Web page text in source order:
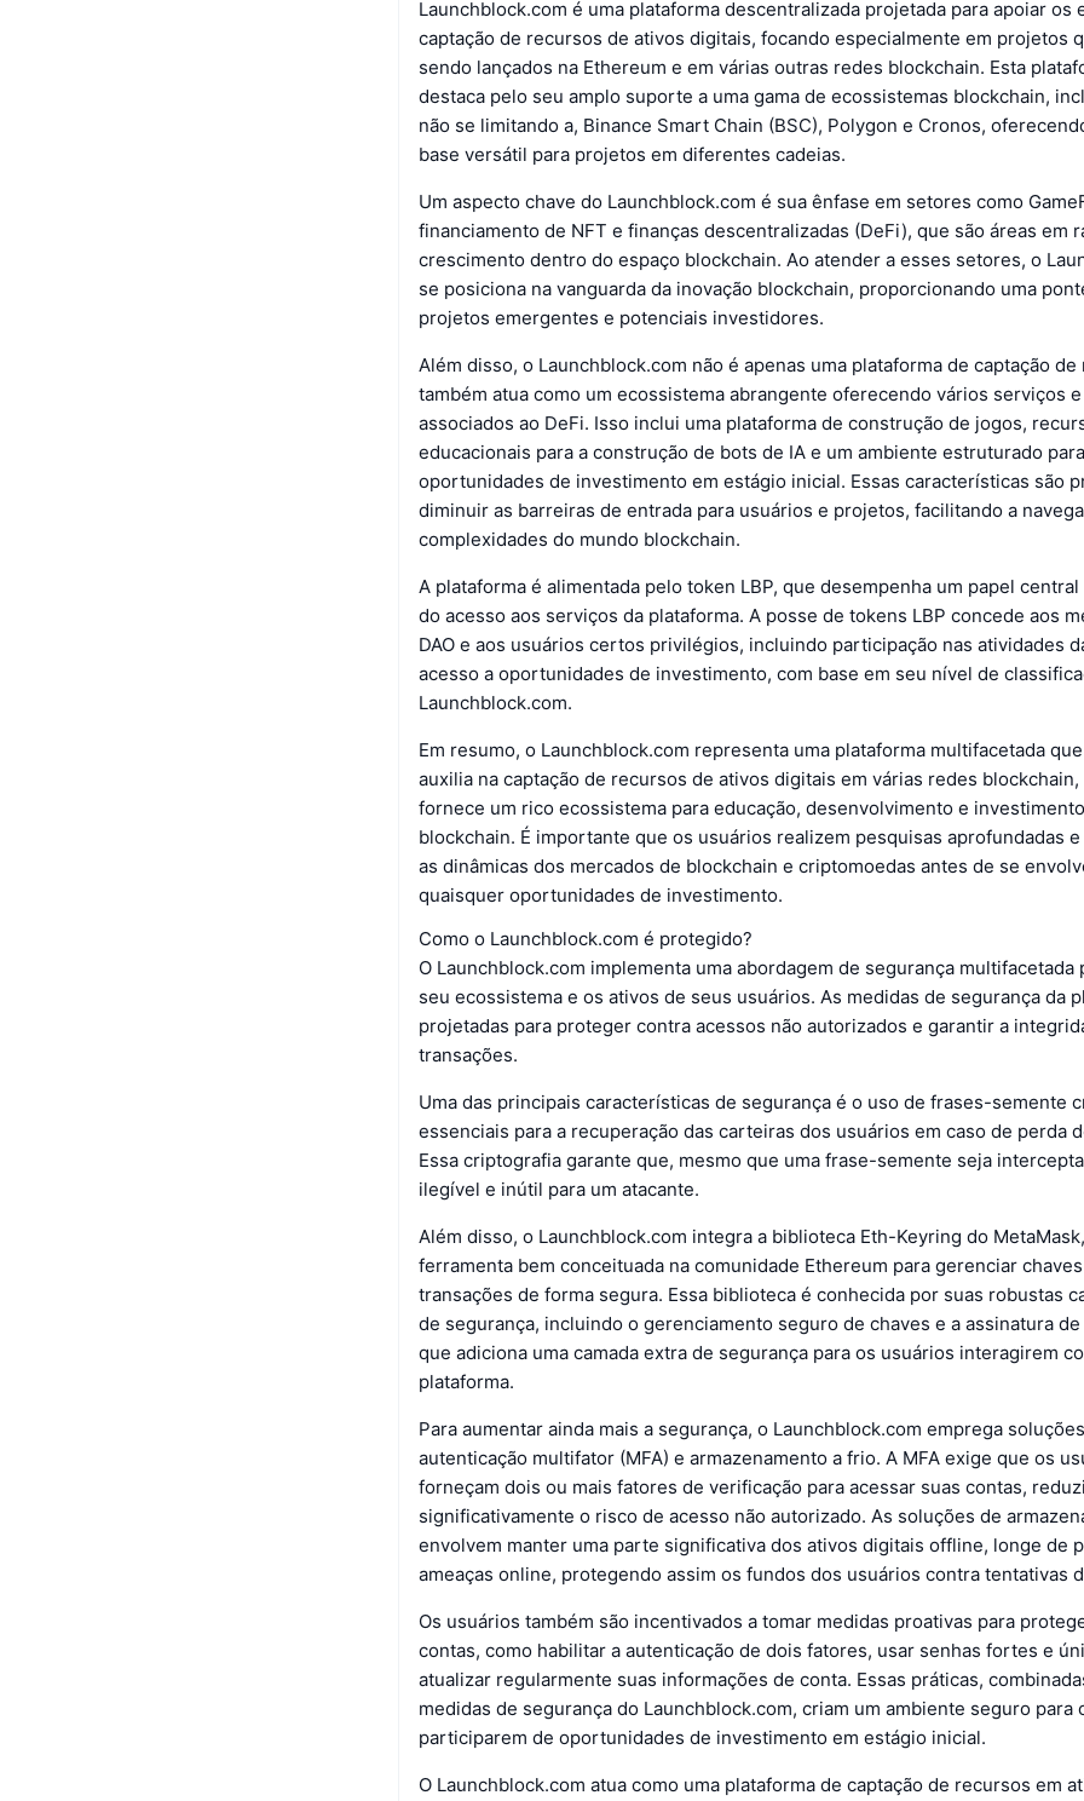
Launchblock.com é uma plataforma descentralizada projetada para apoiar os
captação de recursos de ativos digitais, focando especialmente em projetos
sendo lançados na Ethereum e em várias outras redes blockchain. Esta
destaca pelo seu amplo suporte a uma gama de ecossistemas blockchain,
não se limitando a, Binance Smart Chain (BSC), Polygon e Cronos,
base versátil para projetos em diferentes cadeias.
Um aspecto chave do Launchblock.com é sua ênfase em setores como
financiamento de NFT e finanças descentralizadas (DeFi), que são áreas em
crescimento dentro do espaço blockchain. Ao atender a esses setores, o
se posiciona na vanguarda da inovação blockchain, proporcionando uma
projetos emergentes e potenciais investidores.
Além disso, o Launchblock.com não é apenas uma plataforma de captação
também atua como um ecossistema abrangente oferecendo vários serviços
associados ao DeFi. Isso inclui uma plataforma de construção de jogos,
educacionais para a construção de bots de IA e um ambiente estruturado para
oportunidades de investimento em estágio inicial. Essas características são
diminuir as barreiras de entrada para usuários e projetos, facilitando a
complexidades do mundo blockchain.
A plataforma é alimentada pelo token LBP, que desempenha um papel
do acesso aos serviços da plataforma. A posse de tokens LBP concede aos
DAO e aos usuários certos privilégios, incluindo participação nas atividades
acesso a oportunidades de investimento, com base em seu nível de
Launchblock.com.
Em resumo, o Launchblock.com representa uma plataforma multifacetada
auxilia na captação de recursos de ativos digitais em várias redes blockchain,
fornece um rico ecossistema para educação, desenvolvimento e
blockchain. É importante que os usuários realizem pesquisas aprofundadas
as dinâmicas dos mercados de blockchain e criptomoedas antes de se
quaisquer oportunidades de investimento.
Como o Launchblock.com é protegido?
O Launchblock.com implementa uma abordagem de segurança multifacetada
seu ecossistema e os ativos de seus usuários. As medidas de segurança da
projetadas para proteger contra acessos não autorizados e garantir a
transações.
Uma das principais características de segurança é o uso de frases-semente
essenciais para a recuperação das carteiras dos usuários em caso de perda
Essa criptografia garante que, mesmo que uma frase-semente seja
ilegível e inútil para um atacante.
Além disso, o Launchblock.com integra a biblioteca Eth-Keyring do
ferramenta bem conceituada na comunidade Ethereum para gerenciar
transações de forma segura. Essa biblioteca é conhecida por suas robustas
de segurança, incluindo o gerenciamento seguro de chaves e a assinatura
que adiciona uma camada extra de segurança para os usuários interagirem
plataforma.
Para aumentar ainda mais a segurança, o Launchblock.com emprega
autenticação multifator (MFA) e armazenamento a frio. A MFA exige que os
forneçam dois ou mais fatores de verificação para acessar suas contas,
significativamente o risco de acesso não autorizado. As soluções de
envolvem manter uma parte significativa dos ativos digitais offline, longe de
ameaças online, protegendo assim os fundos dos usuários contra tentativas
Os usuários também são incentivados a tomar medidas proativas para
contas, como habilitar a autenticação de dois fatores, usar senhas fortes e
atualizar regularmente suas informações de conta. Essas práticas,
medidas de segurança do Launchblock.com, criam um ambiente seguro para
participarem de oportunidades de investimento em estágio inicial.
O Launchblock.com atua como uma plataforma de captação de recursos em